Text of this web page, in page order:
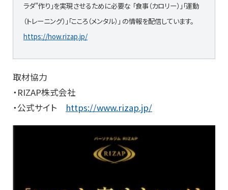
ラダ”作り」を実現させるために必要な 「食事（カロリー）」「運動
（トレーニング）」「こころ（メンタル）」 の情報を配信しています。
https://how.rizap.jp/
取材協力
・RIZAP株式会社
・公式サイト https://www.rizap.jp/